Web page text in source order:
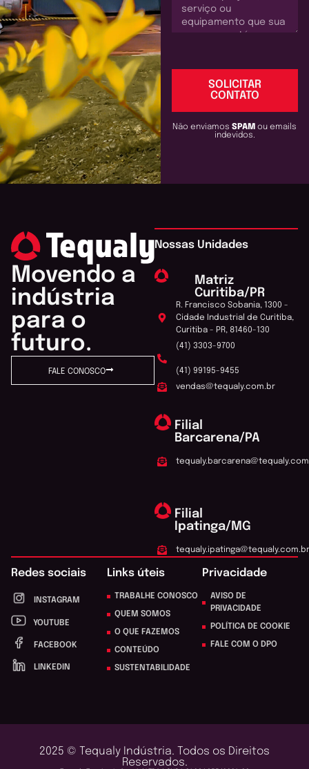
SOLICITAR
CONTATO
Não enviamosSPAMou emails
indevidos.
Movendo a
indústria
para o
futuro.
FALE CONOSCO
Nossas Unidades
Matriz
Curitiba/PR
R. Francisco Sobania, 1300 -
Cidade Industrial de Curitiba,
Curitiba - PR, 81460-130
(41) 3303-9700
(41) 99195-9455
vendas@tequaly.com.br
Filial
Barcarena/PA
Filial
Ipatinga/MG
tequaly.ipatinga@tequaly.com.br
Redes sociais
INSTAGRAM
YOUTUBE
FACEBOOK
LINKEDIN
Links úteis
TRABALHE CONOSCO
QUEM SOMOS
O QUE FAZEMOS
CONTEÚDO
SUSTENTABILIDADE
Privacidade
AVISO DE
PRIVACIDADE
POLÍTICA DE COOKIE
FALE COM O DPO
2025 © Tequaly Indústria. Todos os Direitos
Reservados.